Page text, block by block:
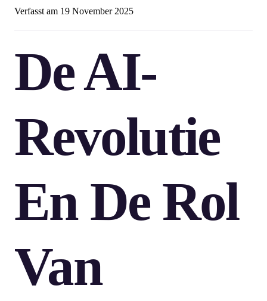
Verfasst am 19 November 2025
De AI-
Revolutie
En De Rol
Van